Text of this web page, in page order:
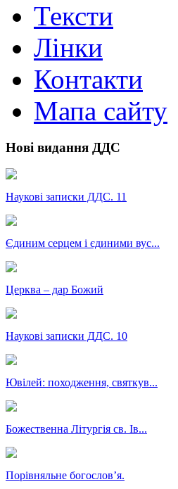
Тексти
Лінки
Контакти
Мапа сайту
Нові видання ДДС
Наукові записки ДДС. 11
Єдиним серцем і єдиними вус...
Церква – дар Божий
Наукові записки ДДС. 10
Ювілей: походження, святкув...
Божественна Літургія св. Ів...
Порівняльне богословʼя.